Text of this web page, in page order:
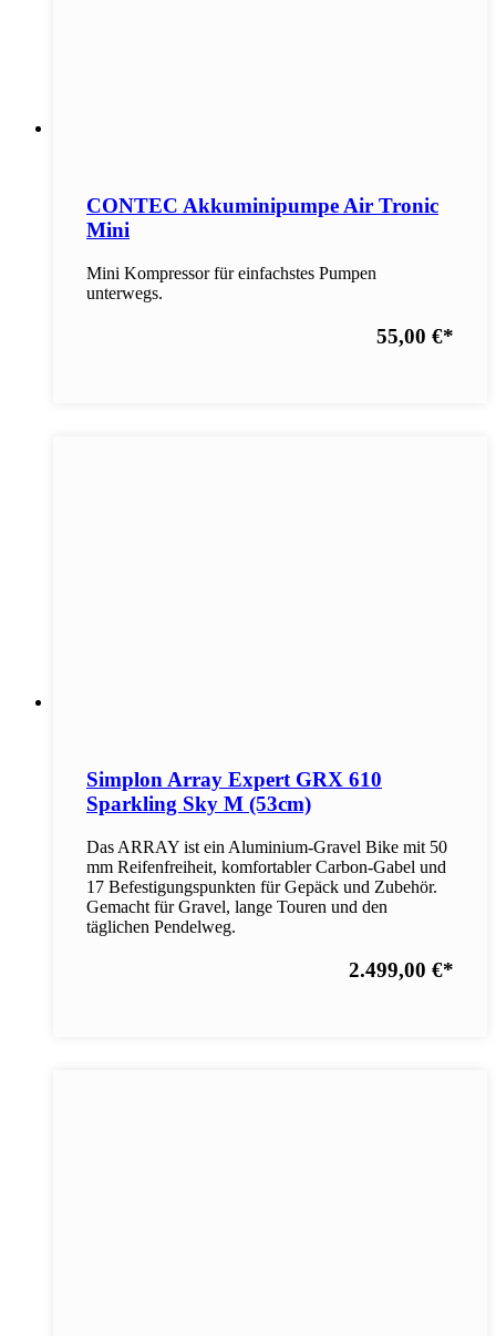
CONTEC Akkuminipumpe Air Tronic
Mini
Mini Kompressor für einfachstes Pumpen
unterwegs.
55,00 €*
Simplon Array Expert GRX 610
Sparkling Sky M (53cm)
Das ARRAY ist ein Aluminium-Gravel Bike mit 50
mm Reifenfreiheit, komfortabler Carbon-Gabel und
17 Befestigungspunkten für Gepäck und Zubehör.
Gemacht für Gravel, lange Touren und den
täglichen Pendelweg.
2.499,00 €*